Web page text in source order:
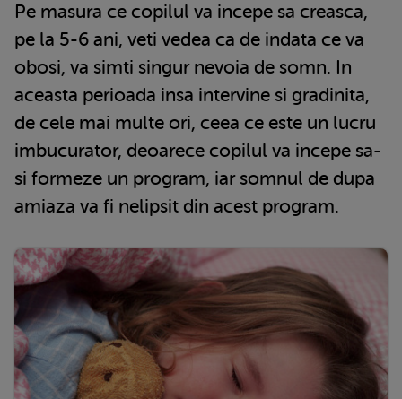
Pe masura ce copilul va incepe sa creasca,
pe la 5-6 ani, veti vedea ca de indata ce va
obosi, va simti singur nevoia de somn. In
aceasta perioada insa intervine si gradinita,
de cele mai multe ori, ceea ce este un lucru
imbucurator, deoarece copilul va incepe sa-
si formeze un program, iar somnul de dupa
amiaza va fi nelipsit din acest program.